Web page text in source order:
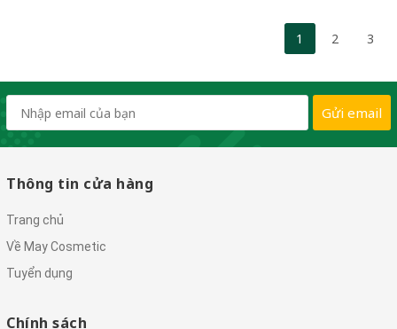
1 2 3
Gửi email
Thông tin cửa hàng
Trang chủ
Về May Cosmetic
Tuyển dụng
Chính sách